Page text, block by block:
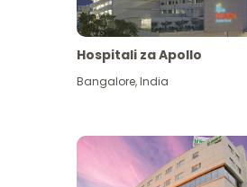
Hospitali za Apollo
Bangalore,India